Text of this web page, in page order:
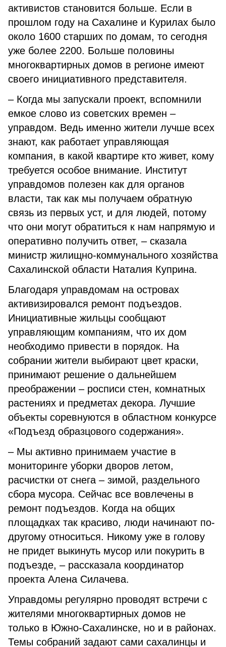
активистов становится больше. Если в
прошлом году на Сахалине и Курилах было
около 1600 старших по домам, то сегодня
уже более 2200. Больше половины
многоквартирных домов в регионе имеют
своего инициативного представителя.
– Когда мы запускали проект, вспомнили
емкое слово из советских времен –
управдом. Ведь именно жители лучше всех
знают, как работает управляющая
компания, в какой квартире кто живет, кому
требуется особое внимание. Институт
управдомов полезен как для органов
власти, так как мы получаем обратную
связь из первых уст, и для людей, потому
что они могут обратиться к нам напрямую и
оперативно получить ответ, – сказала
министр жилищно-коммунального хозяйства
Сахалинской области Наталия Куприна.
Благодаря управдомам на островах
активизировался ремонт подъездов.
Инициативные жильцы сообщают
управляющим компаниям, что их дом
необходимо привести в порядок. На
собрании жители выбирают цвет краски,
принимают решение о дальнейшем
преображении – росписи стен, комнатных
растениях и предметах декора. Лучшие
объекты соревнуются в областном конкурсе
«Подъезд образцового содержания».
– Мы активно принимаем участие в
мониторинге уборки дворов летом,
расчистки от снега – зимой, раздельного
сбора мусора. Сейчас все вовлечены в
ремонт подъездов. Когда на общих
площадках так красиво, люди начинают по-
другому относиться. Никому уже в голову
не придет выкинуть мусор или покурить в
подъезде, – рассказала координатор
проекта Алена Силачева.
Управдомы регулярно проводят встречи с
жителями многоквартирных домов не
только в Южно-Сахалинске, но и в районах.
Темы собраний задают сами сахалинцы и